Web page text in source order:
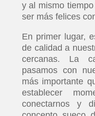
y al mismo
ser más felices
En primer lugar,
de calidad a
cercanas. La
pasamos con
más importante
establecer
conectarnos y